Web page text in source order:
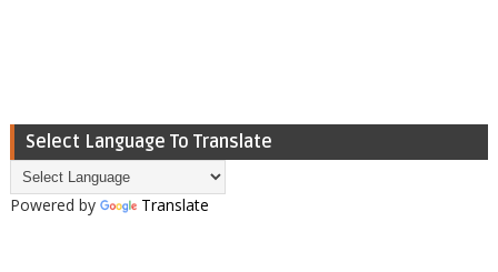
Select Language To Translate
Powered by Translate